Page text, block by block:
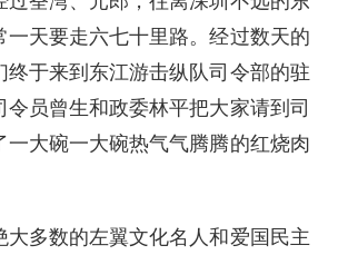
一天要走六七十里路。经过数天的
终于来到东江游击纵队司令部的驻
员曾生和政委林平把大家请到司
一大碗一大碗热气气腾腾的红烧肉
大多数的左翼文化名人和爱国民主